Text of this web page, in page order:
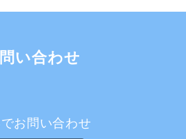
い合わせ
お問い合わせ